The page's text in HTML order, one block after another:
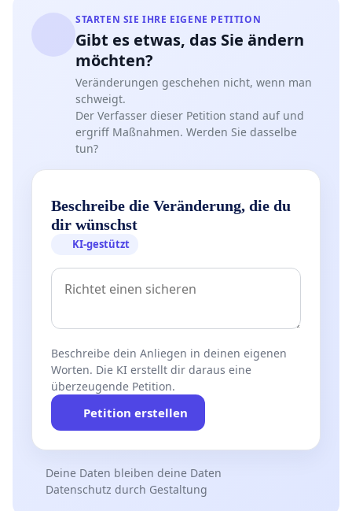
STARTEN SIE IHRE EIGENE PETITION
Gibt es etwas, das Sie ändern
möchten?
Veränderungen geschehen nicht, wenn man
schweigt.
Der Verfasser dieser Petition stand auf und
ergriff Maßnahmen. Werden Sie dasselbe
tun?
Beschreibe die Veränderung, die du
dir wünschst
KI-gestützt
Beschreibe dein Anliegen in deinen eigenen
Worten. Die KI erstellt dir daraus eine
überzeugende Petition.
Petition erstellen
Deine Daten bleiben deine Daten
Datenschutz durch Gestaltung